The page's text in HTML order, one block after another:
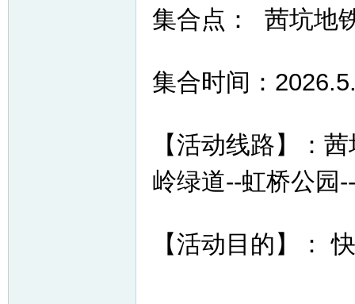
集合点： 茜坑地
集合时间：
【活动线路】：
岭绿道--虹桥
【活动目的】：